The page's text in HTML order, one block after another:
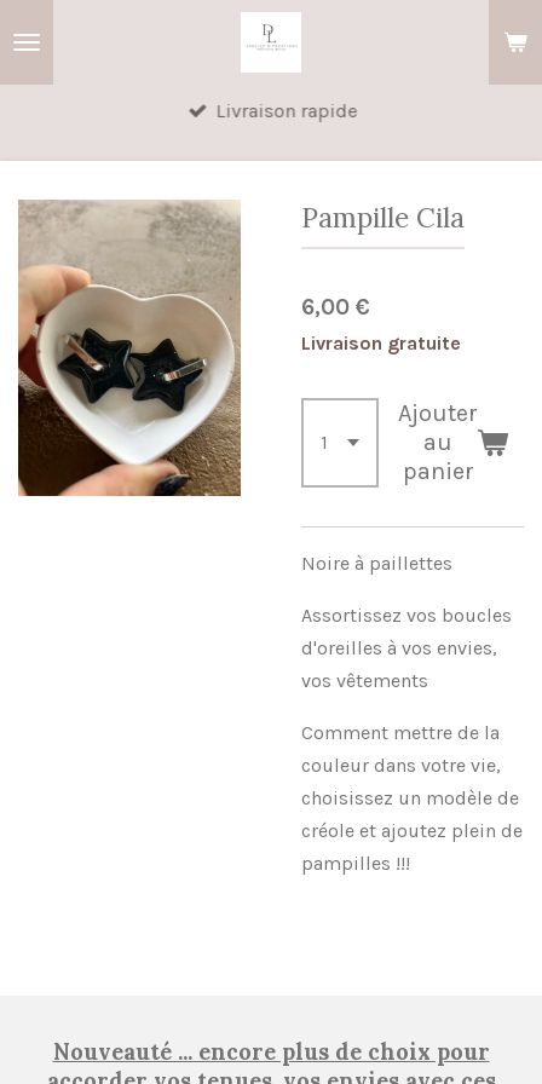
Livraison rapide
Pampille Cila
6,00 €
Livraison gratuite
Ajouter
au
panier
Noire à paillettes
Assortissez vos boucles
d'oreilles à vos envies,
vos vêtements
Comment mettre de la
couleur dans votre vie,
choisissez un modèle de
créole et ajoutez plein de
pampilles !!!
Nouveauté ... encore plus de choix pour